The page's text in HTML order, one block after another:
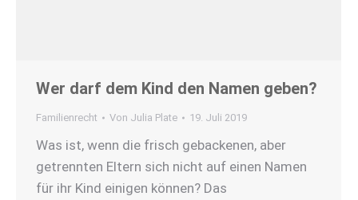
Wer darf dem Kind den Namen geben?
Familienrecht Von Julia Plate 19. Juli 2019
Was ist, wenn die frisch gebackenen, aber
getrennten Eltern sich nicht auf einen Namen
für ihr Kind einigen können? Das